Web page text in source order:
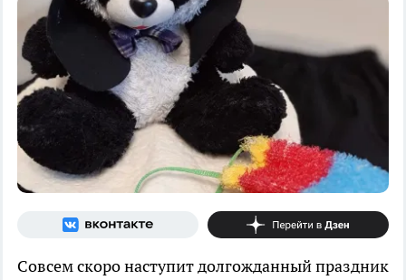
Совсем скоро наступит долгожданный праздник